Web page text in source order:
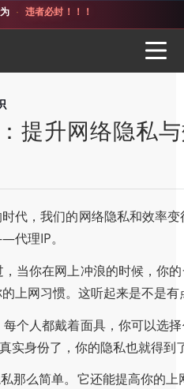
· 违者必封！！！
提升网络隐私
代，我们的网络隐私和效率
代理IP。
当你在网上冲浪的时候，你
上网习惯。这听起来是不是
个人都戴着面具，你可以选
实身份了，你的隐私也就得到
那么简单。它还能提高你的